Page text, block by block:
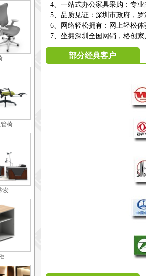
椅
发
4、一站式办公家具采购：专
5、品质见证：深圳市政府，
6、网络轻松拥有：网上轻松
7、坐拥深圳全国网销，格创
部分经典客户